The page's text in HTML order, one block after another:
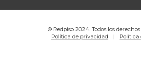
© Redpiso 2024. Todos los
Política de privacidad
Política